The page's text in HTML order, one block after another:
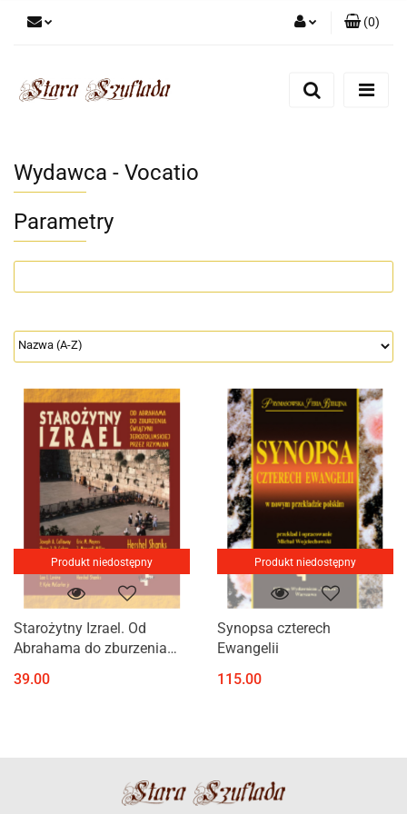
Zarejestruj się
(0)
Wydawca - Vocatio
Parametry
Produkt niedostępny
Starożytny Izrael. Od
Abrahama do zburzenia
przez Rzymian
39.00
Produkt niedostępny
Synopsa czterech
Ewangelii
115.00